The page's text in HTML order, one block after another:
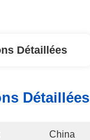
Détaillées
Détaillées
China